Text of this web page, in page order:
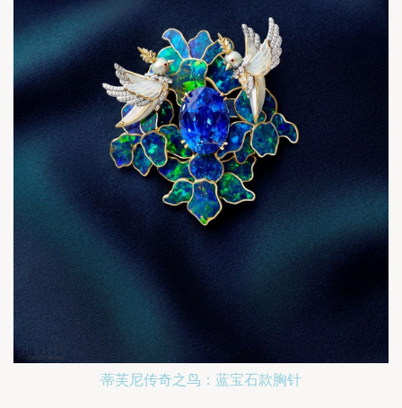
蒂芙尼传奇之鸟：蓝宝石款胸针